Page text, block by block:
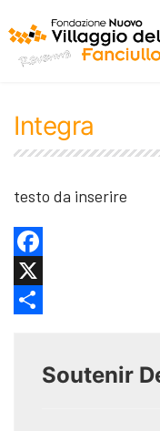
Integra
testo da inserire
Facebook
X
Soutenir